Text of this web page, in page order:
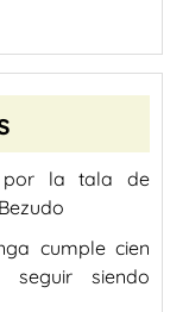
por la tala de
cumple cien
seguir siendo